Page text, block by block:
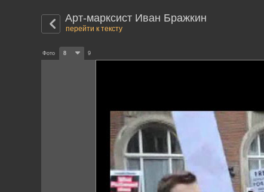
Арт-марксист Иван Бражкин
перейти к тексту
Фото 8 9